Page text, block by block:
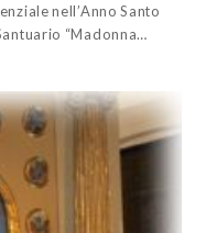
nell’Anno Santo
“Madonna…